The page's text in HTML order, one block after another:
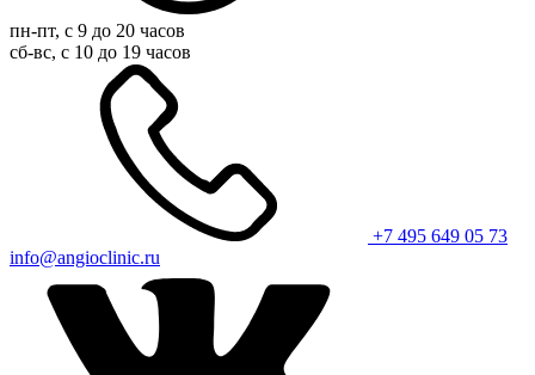
пн-пт, с 9 до 20 часов
сб-вс, с 10 до 19 часов
+7 495 649 05 73
info@angioclinic.ru